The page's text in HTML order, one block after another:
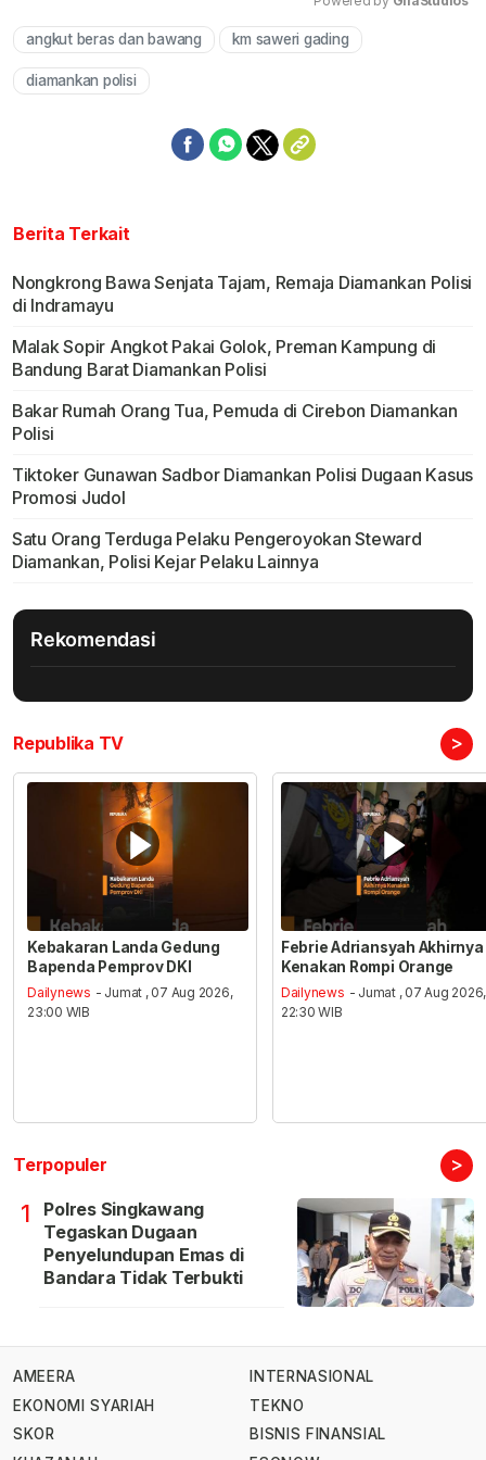
angkut beras dan bawang km saweri gading
diamankan polisi
Berita Terkait
Nongkrong Bawa Senjata Tajam, Remaja Diamankan Polisi
di Indramayu
Malak Sopir Angkot Pakai Golok, Preman Kampung di
Bandung Barat Diamankan Polisi
Bakar Rumah Orang Tua, Pemuda di Cirebon Diamankan
Polisi
Tiktoker Gunawan Sadbor Diamankan Polisi Dugaan Kasus
Promosi Judol
Satu Orang Terduga Pelaku Pengeroyokan Steward
Diamankan, Polisi Kejar Pelaku Lainnya
Rekomendasi
Republika TV >
Kebakaran Landa Gedung
Bapenda Pemprov DKI
Dailynews - Jumat , 07 Aug 2026,
23:00 WIB
Febrie Adriansyah Akhirnya
Kenakan Rompi Orange
Dailynews - Jumat , 07 Aug 2026,
22:30 WIB
Terpopuler >
1
Polres Singkawang
Tegaskan Dugaan
Penyelundupan Emas di
Bandara Tidak Terbukti
AMEERA
EKONOMI SYARIAH
SKOR
INTERNASIONAL
TEKNO
BISNIS FINANSIAL